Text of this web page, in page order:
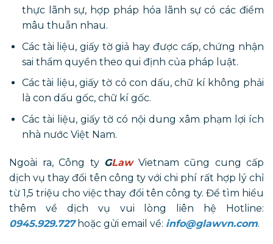
thực lãnh sự, hợp pháp hóa lãnh sự có các điểm
mâu thuẫn nhau.
Các tài liệu, giấy tờ giả hay được cấp, chứng nhận
sai thẩm quyền theo qui định của pháp luật.
Các tài liệu, giấy tờ có con dấu, chữ kí không phải
là con dấu gốc, chữ kí gốc.
Các tài liệu, giấy tờ có nội dung xâm phạm lợi ích
nhà nước Việt Nam.
Ngoài ra, Công ty GLawVietnam cũng cung cấp
dịch vụ thay đổi tên công ty với chi phí rất hợp lý chỉ
từ 1,5 triệu cho việc thay đổi tên công ty. Để tìm hiểu
thêm về dịch vụ vui lòng liên hệ Hotline:
0945.929.727hoặc gửi email về: info@glawvn.com.